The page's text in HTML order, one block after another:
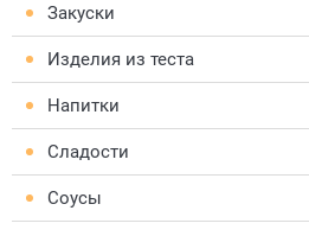
Закуски
Изделия из теста
Напитки
Сладости
Соусы